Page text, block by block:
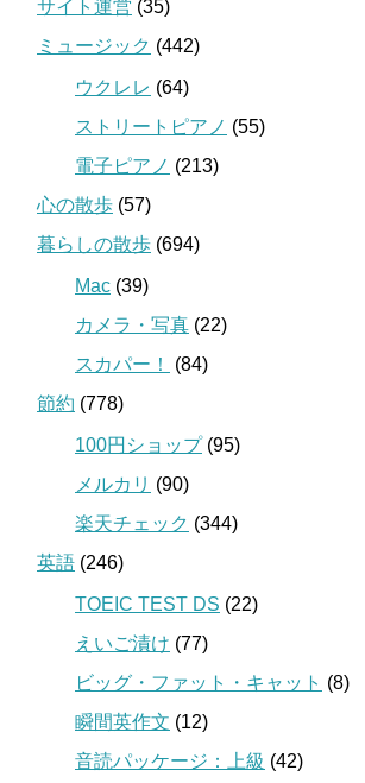
サイト運営 (35)
ミュージック (442)
ウクレレ (64)
ストリートピアノ (55)
電子ピアノ (213)
心の散歩 (57)
暮らしの散歩 (694)
Mac (39)
カメラ・写真 (22)
スカパー！
(84)
節約 (778)
100円ショップ(95)
メルカリ (90)
楽天チェック (344)
英語 (246)
TOEIC TEST DS (22)
えいご漬け (77)
ビッグ・ファット・キャット (8)
瞬間英作文 (12)
音読パッケージ：上級 (42)